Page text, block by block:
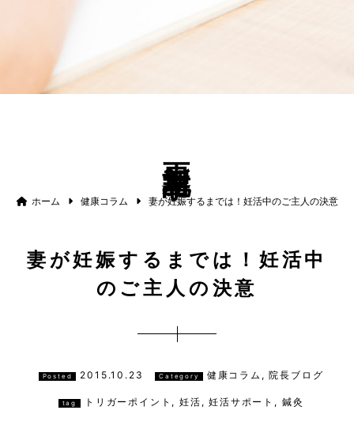
ホーム 健康コラム 妻が妊娠するまでは！妊活中のご主人の決意
妻が妊娠するまでは！妊活中
のご主人の決意
Posted 2015.10.23 Category 健康コラム, 院長ブログ
tag トリガーポイント ,妊活 ,妊活サポート , 鍼灸